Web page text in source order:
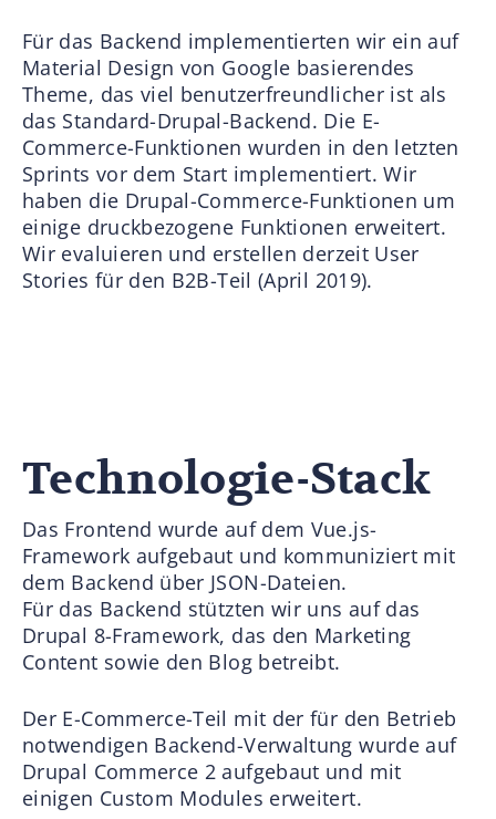
Für das Backend implementierten wir ein auf
Material Design von Google basierendes
Theme, das viel benutzerfreundlicher ist als
das Standard-Drupal-Backend. Die E-
Commerce-Funktionen wurden in den letzten
Sprints vor dem Start implementiert. Wir
haben die Drupal-Commerce-Funktionen um
einige druckbezogene Funktionen erweitert.
Wir evaluieren und erstellen derzeit User
Stories für den B2B-Teil (April 2019).
Technologie-Stack
Das Frontend wurde auf dem Vue.js-
Framework aufgebaut und kommuniziert mit
dem Backend über JSON-Dateien.
Für das Backend stützten wir uns auf das
Drupal 8-Framework, das den Marketing
Content sowie den Blog betreibt.
Der E-Commerce-Teil mit der für den Betrieb
notwendigen Backend-Verwaltung wurde auf
Drupal Commerce 2 aufgebaut und mit
einigen Custom Modules erweitert.